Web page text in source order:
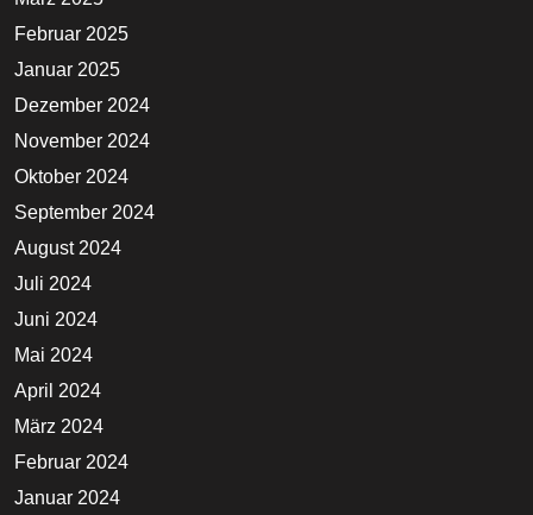
Februar 2025
Januar 2025
Dezember 2024
November 2024
Oktober 2024
September 2024
August 2024
Juli 2024
Juni 2024
Mai 2024
April 2024
März 2024
Februar 2024
Januar 2024